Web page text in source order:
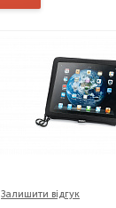
Залишити вiдгук